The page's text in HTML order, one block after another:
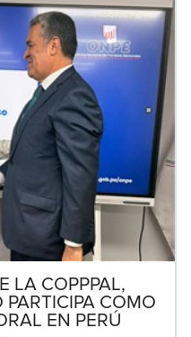
LA COPPPAL,
COMO
EN PERÚ